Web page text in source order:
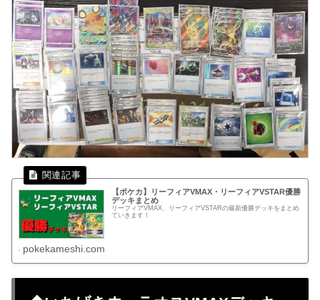
【ポケカ】リーフィアVMAX・リーフィアVSTAR優勝
デッキまとめ
リーフィアVMAX、リーフィアVSTARの最新優勝デッキをまとめ
ていきます！
pokekameshi.com